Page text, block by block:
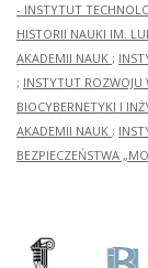
- INSTYTUT
HISTORII NAUKI IM.
AKADEMII NAUK ;
; INSTYTUT ROZWOJU
BIOCYBERNETYKI I
AKADEMII NAUK ;
BEZPIECZEŃSTWA